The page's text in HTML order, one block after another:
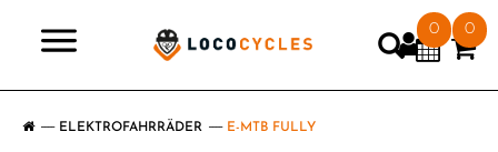
0 0
ELEKTROFAHRRÄDER E-MTB FULLY